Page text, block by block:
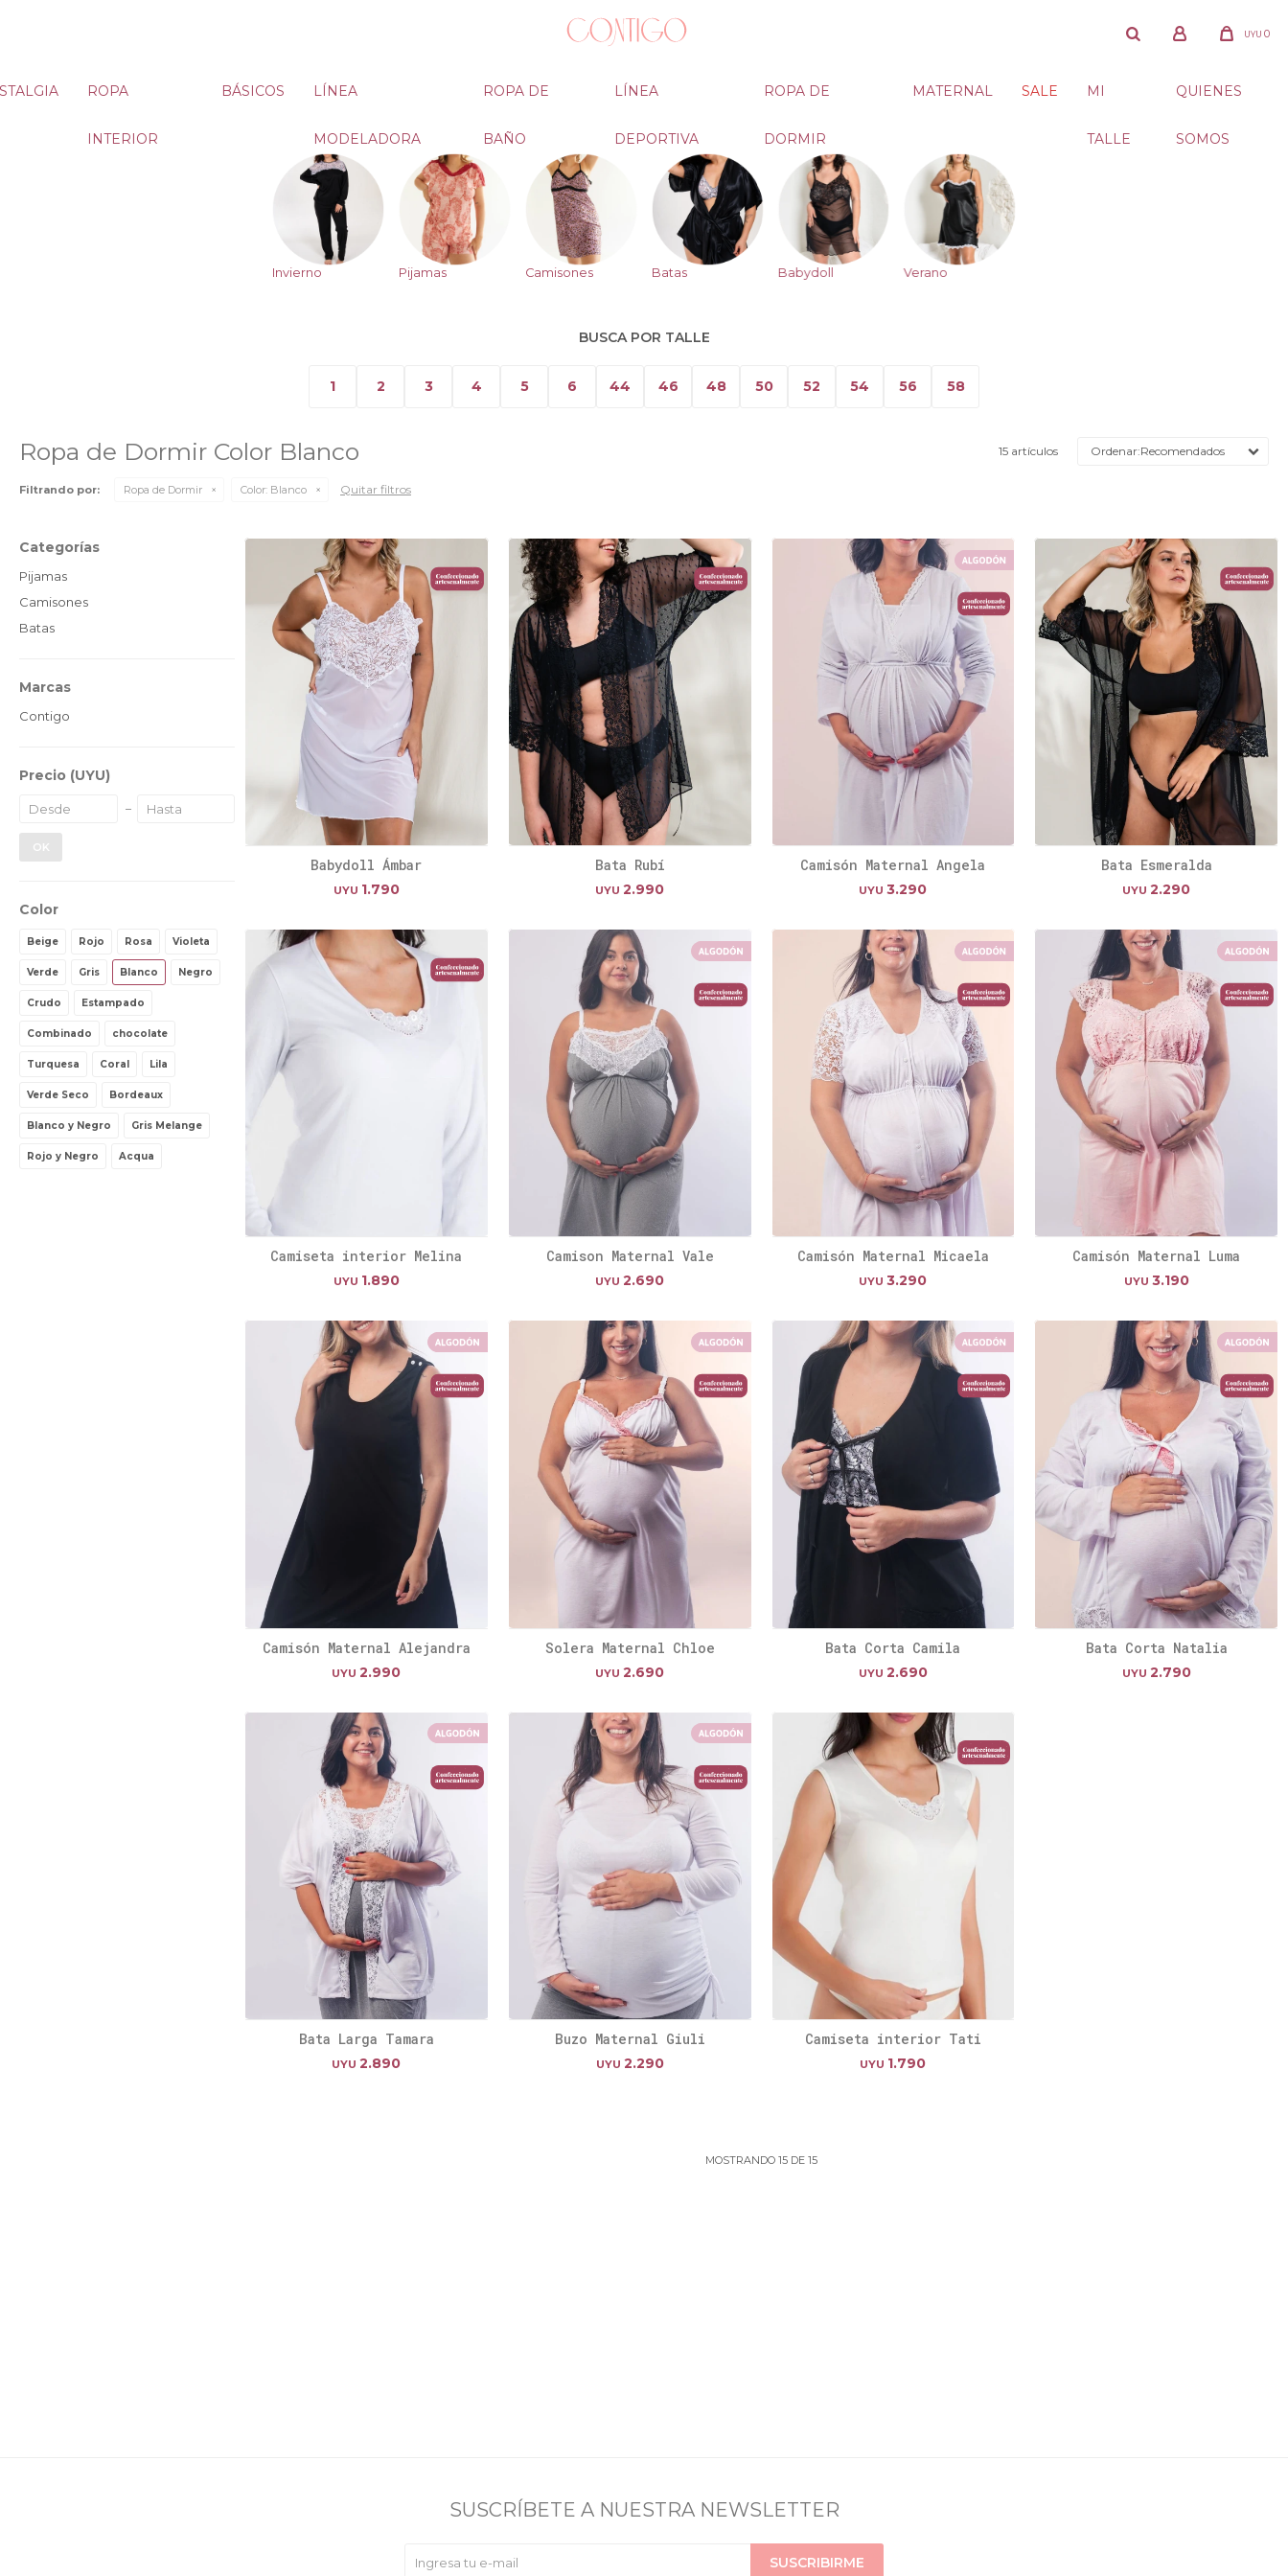
ROPA
INTERIOR
BÁSICOS LÍNEA
MODELADORA
ROPA DE
BAÑO
LÍNEA
DEPORTIVA
ROPA DE
DORMIR
MATERNAL SALE MI
TALLE
QUIENES
SOMOS
UYU 0
Invierno Pijamas Camisones Batas Babydoll Verano
BUSCA POR TALLE
1 2 3 4 5 6 44 46 48 50 52 54 56 58
Ropa de Dormir Color Blanco 15 artículos Recomendados
Filtrando por: Ropa de Dormir Color: Blanco Quitar filtros
Babydoll Ámbar
UYU 1.790
Bata Rubí
UYU 2.990
Camisón Maternal Angela
UYU 3.290
Bata Esmeralda
UYU 2.290
Camiseta interior Melina
UYU 1.890
Camison Maternal Vale
UYU 2.690
Camisón Maternal Micaela
UYU 3.290
Camisón Maternal Luma
UYU 3.190
Camisón Maternal Alejandra
UYU 2.990
Solera Maternal Chloe
UYU 2.690
Bata Corta Camila
UYU 2.690
Bata Corta Natalia
UYU 2.790
Bata Larga Tamara
UYU 2.890
Buzo Maternal Giuli
UYU 2.290
Camiseta interior Tati
UYU 1.790
MOSTRANDO 15 DE 15
Categorías
Pijamas
Camisones
Batas
Marcas
Contigo
Precio (UYU)
OK
Color
Beige Rojo Rosa Violeta
Verde Gris Blanco Negro
Crudo Estampado
Combinado chocolate
Turquesa Coral Lila
Verde Seco Bordeaux
Blanco y Negro Gris Melange
Rojo y Negro Acqua
SUSCRÍBETE A NUESTRA NEWSLETTER
SUSCRIBIRME